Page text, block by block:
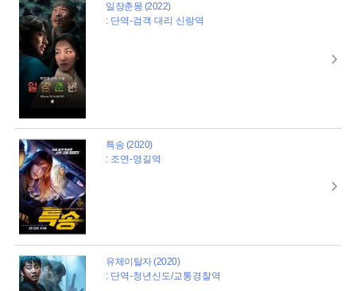
일장춘몽 (2022)
: 단역-검객 대리 신랑역
특송 (2020)
: 조연-영길역
유체이탈자 (2020)
: 단역-청년신도/교통경찰역